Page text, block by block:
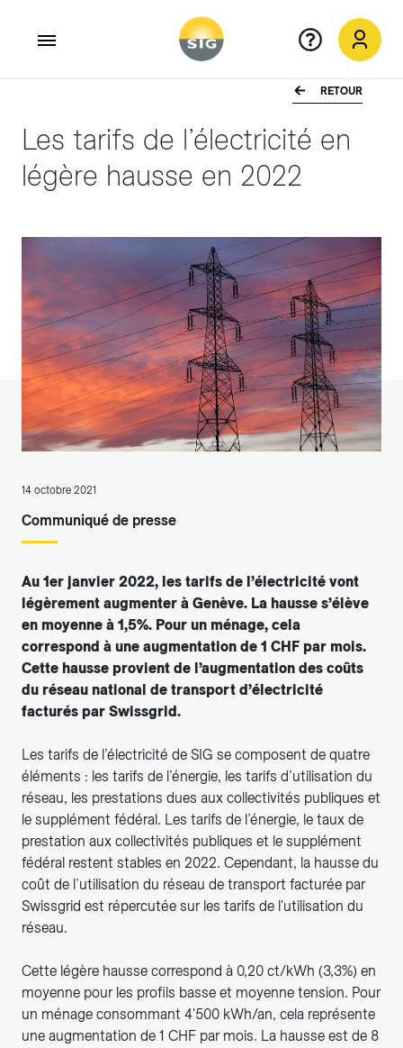
RETOUR
Les tarifs de l’électricité en
légère hausse en 2022
14 octobre 2021
Communiqué de presse
Au 1er janvier 2022, les tarifs de l’électricité vont
légèrement augmenter à Genève. La hausse s’élève
en moyenne à 1,5%. Pour un ménage, cela
correspond à une augmentation de 1 CHF par mois.
Cette hausse provient de l’augmentation des coûts
du réseau national de transport d’électricité
facturés par Swissgrid.
Les tarifs de l’électricité de SIG se composent de quatre
éléments : les tarifs de l’énergie, les tarifs d’utilisation du
réseau, les prestations dues aux collectivités publiques et
le supplément fédéral. Les tarifs de l’énergie, le taux de
prestation aux collectivités publiques et le supplément
fédéral restent stables en 2022. Cependant, la hausse du
coût de l’utilisation du réseau de transport facturée par
Swissgrid est répercutée sur les tarifs de l'utilisation du
réseau.
Cette légère hausse correspond à 0,20 ct/kWh (3,3%) en
moyenne pour les profils basse et moyenne tension. Pour
un ménage consommant 4'500 kWh/an, cela représente
une augmentation de 1 CHF par mois. La hausse est de 8